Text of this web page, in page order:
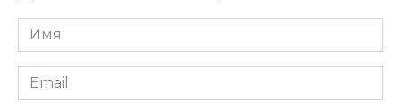
Имя
*
Email
*